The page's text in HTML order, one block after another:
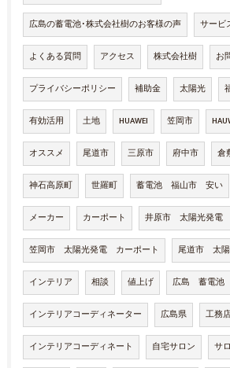
広島の蓄電池･株式会社樹のお客様の声 サービ
よくある質問 アクセス 株式会社樹 お
プライバシーポリシー 補助金 太陽光
有効活用 土地 HUAWEI 笠岡市
オススメ 尾道市 三原市 府中市 倉
神石高原町 世羅町 蓄電池 福山市 安い
メーカー カーポート 井原市 太陽光発電
笠岡市 太陽光発電 カーポート 尾道市 太
インテリア 相談 値上げ 広島 蓄電池
インテリアコーディネーター 広島県 工務
インテリアコーディネート 自宅サロン サ